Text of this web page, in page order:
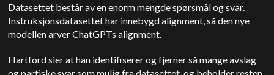
Datasettet består av en enorm mengde spørsmål og svar.
Instruksjonsdatasettet har innebygd alignment, så den nye
modellen arver ChatGPTs alignment.
Hartford sier at han identifiserer og fjerner så mange avslag